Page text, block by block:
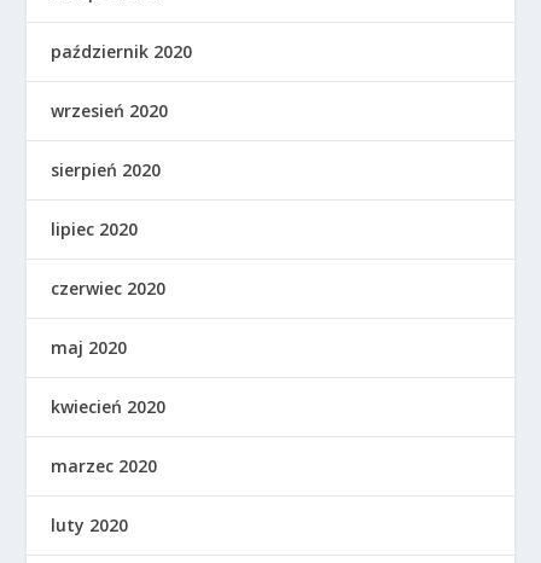
październik 2020
wrzesień 2020
sierpień 2020
lipiec 2020
czerwiec 2020
maj 2020
kwiecień 2020
marzec 2020
luty 2020